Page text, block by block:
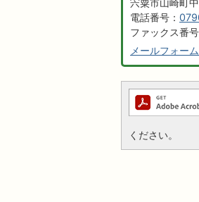
宍粟市山崎町
電話番号：
ファックス番
メールフォー
ください。